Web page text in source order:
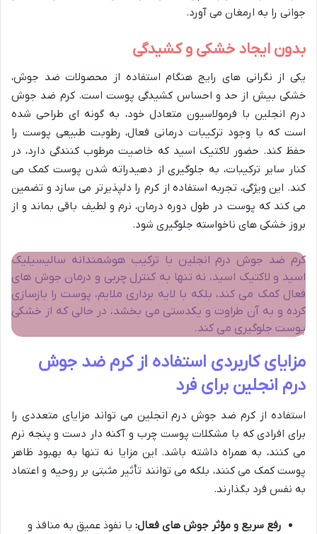
جوانی را به ارمغان می آورد.
بدون ایجاد خشکی و کشیدگی
یکی از نگرانی های رایج هنگام استفاده از محصولات ضد جوش،
خشکی بیش از حد و احساس کشیدگی پوست است. کرم ضد جوش
درم انجلین با فرمولاسیون متعادل خود، به گونه ای طراحی شده
است که با وجود ترکیبات درمانی فعال، رطوبت طبیعی پوست را
حفظ کند. حضور لاکتیک اسید که خاصیت مرطوب کنندگی دارد، در
کنار سایر ترکیبات، به جلوگیری از دهیدراته شدن پوست کمک می
کند. این ویژگی، تجربه استفاده از کرم را دلپذیرتر می سازد و تضمین
می کند که پوست در طول دوره درمان، نرم و لطیف باقی بماند و از
بروز خشکی های ناخواسته جلوگیری شود.
کرم ضد جوش درم انجلین با ترکیب هوشمندانه سالیسیلیک
اسید و لاکتیک اسید، نه تنها به کنترل چربی و درمان جوش های
فعال کمک می کند، بلکه با لایه برداری ملایم، پوست را بازسازی
کرده و به آن طراوت و یکدستی می بخشد، در حالی که از خشکی
پوست جلوگیری می کند.
مزایای کاربردی استفاده از کرم ضد جوش
درم انجلین برای فرد
استفاده از کرم ضد جوش درم انجلین می تواند مزایای متعددی را
برای افرادی که با مشکلات پوست چرب و آکنه دار دست و پنجه نرم
می کنند، به همراه داشته باشد. این مزایا نه تنها به بهبود ظاهر
پوست کمک می کنند، بلکه می توانند تأثیر مثبتی بر روحیه و اعتماد
به نفس فرد بگذارند.
رفع سریع و مؤثر جوش های فعال: با نفوذ عمیق به منافذ و